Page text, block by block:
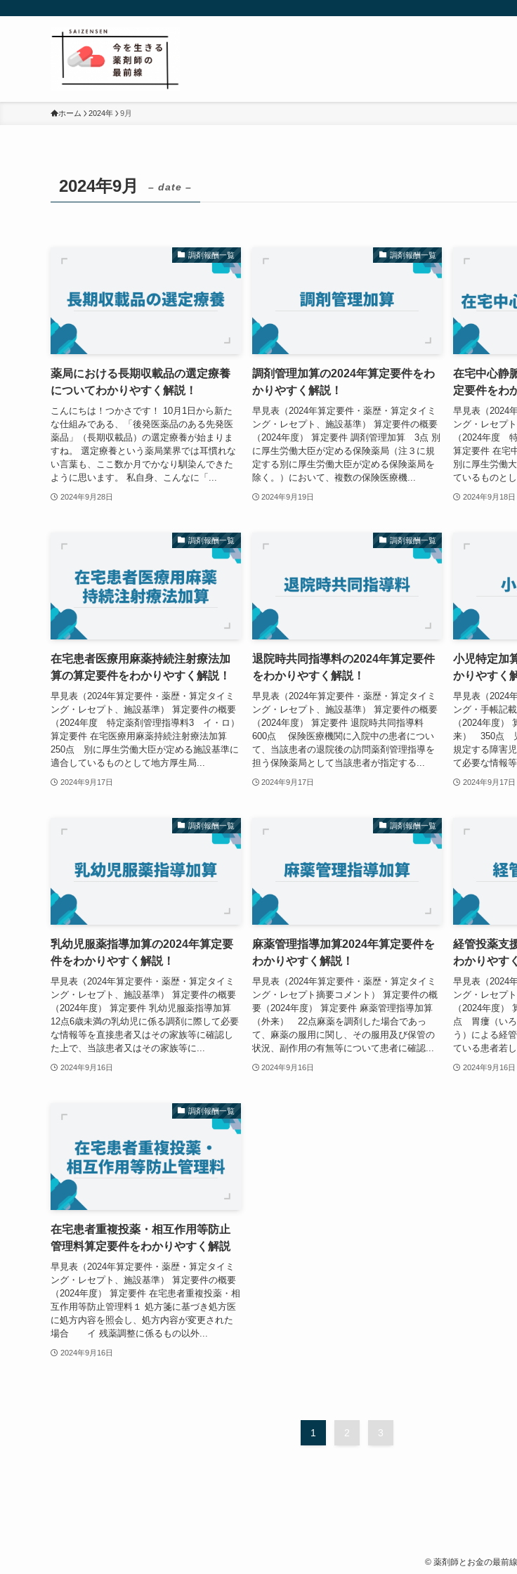
ホーム 2024年 9月
2024年9月 – date –
調剤報酬一覧
薬局における長期収載品の選定療養
についてわかりやすく解説！
こんにちは！つかさです！ 10月1日から新た
な仕組みである、「後発医薬品のある先発医
薬品」（長期収載品）の選定療養が始まりま
すね。 選定療養という薬局業界では耳慣れな
い言葉も、ここ数か月でかなり馴染んできた
ように思います。 私自身、こんなに「...
2024年9月28日
調剤報酬一覧
調剤管理加算の2024年算定要件をわ
かりやすく解説！
早見表（2024年算定要件・薬歴・算定タイミ
ング・レセプト、施設基準） 算定要件の概要
（2024年度） 算定要件 調剤管理加算 3点 別
に厚生労働大臣が定める保険薬局（注３に規
定する別に厚生労働大臣が定める保険薬局を
除く。）において、複数の保険医療機...
2024年9月19日
在宅中心静
定要件をわ
早見表（2024
ング・レセプ
（2024年度
算定要件 在
別に厚生労働
ているものと
2024年9月18日
調剤報酬一覧
在宅患者医療用麻薬持続注射療法加
算の算定要件をわかりやすく解説！
早見表（2024年算定要件・薬歴・算定タイミ
ング・レセプト、施設基準） 算定要件の概要
（2024年度 特定薬剤管理指導料3 イ・ロ）
算定要件 在宅医療用麻薬持続注射療法加算
250点 別に厚生労働大臣が定める施設基準に
適合しているものとして地方厚生局...
2024年9月17日
調剤報酬一覧
退院時共同指導料の2024年算定要件
をわかりやすく解説！
早見表（2024年算定要件・薬歴・算定タイミ
ング・レセプト、施設基準） 算定要件の概要
（2024年度） 算定要件 退院時共同指導料
600点 保険医療機関に入院中の患者につい
て、当該患者の退院後の訪問薬剤管理指導を
担う保険薬局として当該患者が指定する...
2024年9月17日
小児特定加
かりやすく
早見表（2024
ング・手帳記
（2024年度）
来） 350点 児
規定する障害
て必要な情報
2024年9月17日
調剤報酬一覧
乳幼児服薬指導加算の2024年算定要
件をわかりやすく解説！
早見表（2024年算定要件・薬歴・算定タイミ
ング・レセプト、施設基準） 算定要件の概要
（2024年度） 算定要件 乳幼児服薬指導加算
12点6歳未満の乳幼児に係る調剤に際して必要
な情報等を直接患者又はその家族等に確認し
た上で、当該患者又はその家族等に...
2024年9月16日
調剤報酬一覧
麻薬管理指導加算2024年算定要件を
わかりやすく解説！
早見表（2024年算定要件・薬歴・算定タイミ
ング・レセプト摘要コメント） 算定要件の概
要（2024年度） 算定要件 麻薬管理指導加算
（外来） 22点麻薬を調剤した場合であっ
て、麻薬の服用に関し、その服用及び保管の
状況、副作用の有無等について患者に確認...
2024年9月16日
経管投薬支
わかりやす
早見表（2024
ング・レセプ
（2024年度）
点 胃瘻（いろ
う）による経
ている患者若
2024年9月16日
調剤報酬一覧
在宅患者重複投薬・相互作用等防止
管理料算定要件をわかりやすく解説
早見表（2024年算定要件・薬歴・算定タイミ
ング・レセプト、施設基準） 算定要件の概要
（2024年度） 算定要件 在宅患者重複投薬・相
互作用等防止管理料１ 処方箋に基づき処方医
に処方内容を照会し、処方内容が変更された
場合 イ 残薬調整に係るもの以外...
2024年9月16日
1 2 3
©薬剤師とお金の最前